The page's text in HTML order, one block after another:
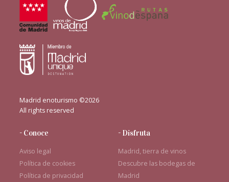
Madrid enoturismo ©2026
All rights reserved
- Conoce
Aviso legal
Política de cookies
Política de privacidad
- Disfruta
Madrid, tierra de vinos
Descubre las bodegas de
Madrid